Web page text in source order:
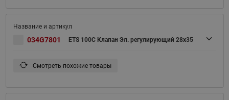
034G7801 ETS 100C Клапан Эл. регулирующий 28x35
Смотреть похожие товары